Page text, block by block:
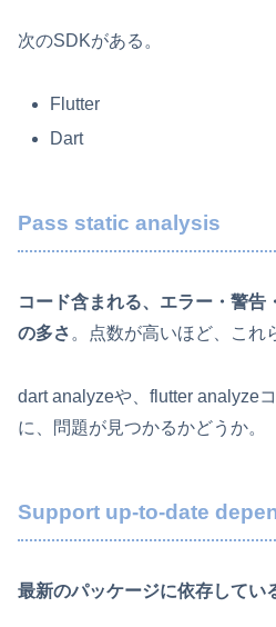
次のSDKがある。
Flutter
Dart
Pass static analysis
コード含まれる、エラー・警告
の多さ 。点数が高いほど、これ
dart analyzeや、flutter analyze
に、問題が見つかるかどうか。
Support up-to-date
最新のパッケージに依存してい